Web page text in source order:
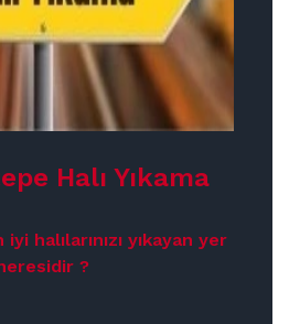
Halı Yıkama
halılarınızı yıkayan yer
?